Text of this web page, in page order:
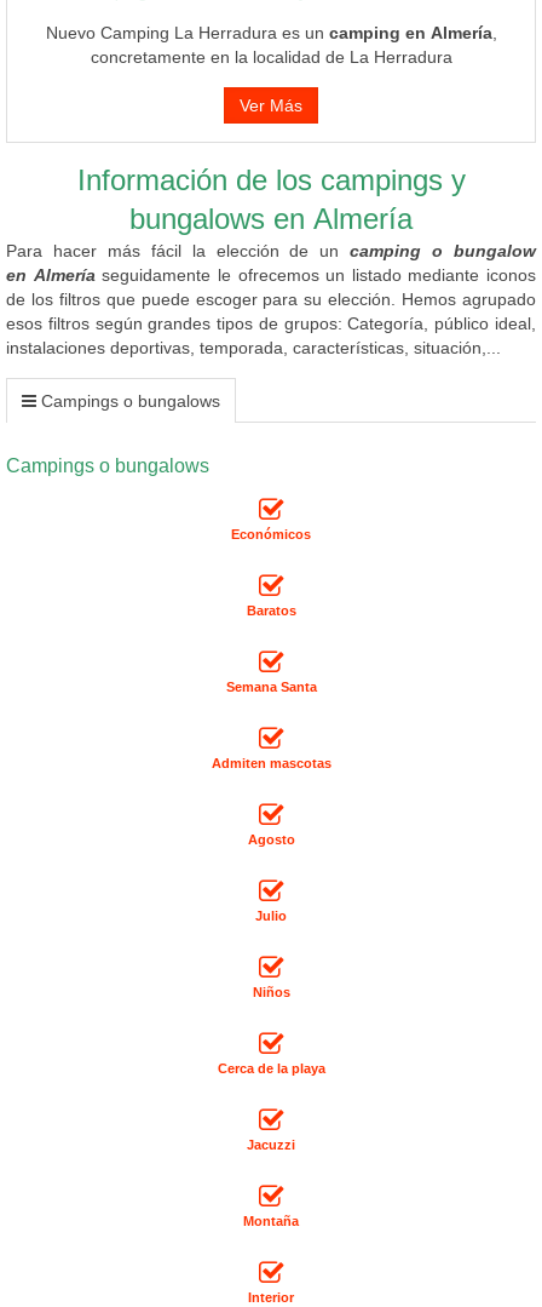
Nuevo Camping La Herradura es un camping en Almería,
concretamente en la localidad de La Herradura
Ver Más
Información de los campings y
bungalows en Almería
Para hacer más fácil la elección de uncamping o bungalow
en Almería seguidamente le ofrecemos un listado mediante iconos
de los filtros que puede escoger para su elección. Hemos agrupado
esos filtros según grandes tipos de grupos: Categoría, público ideal,
instalaciones deportivas, temporada, características, situación,...
Campings o bungalows
Campings o bungalows
Económicos
Baratos
Semana Santa
Admiten mascotas
Agosto
Julio
Niños
Cerca de la playa
Jacuzzi
Montaña
Interior